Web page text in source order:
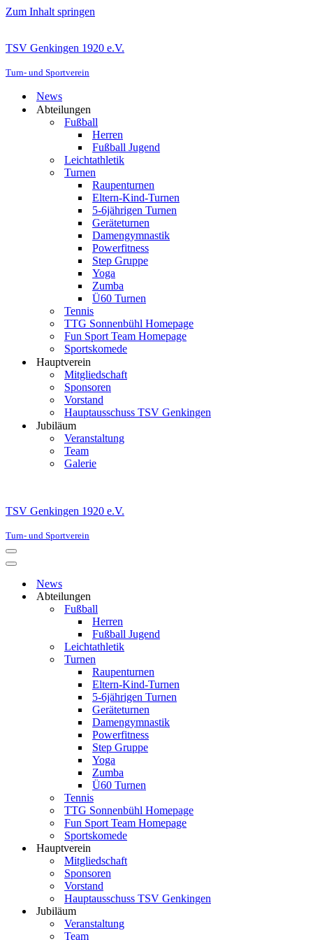
Zum Inhalt springen
TSV Genkingen 1920 e.V.
Turn- und Sportverein
News
Abteilungen
Fußball
Herren
Fußball Jugend
Leichtathletik
Turnen
Raupenturnen
Eltern-Kind-Turnen
5-6jährigen Turnen
Geräteturnen
Damengymnastik
Powerfitness
Step Gruppe
Yoga
Zumba
Ü60 Turnen
Tennis
TTG Sonnenbühl Homepage
Fun Sport Team Homepage
Sportskomede
Hauptverein
Mitgliedschaft
Sponsoren
Vorstand
Hauptausschuss TSV Genkingen
Jubiläum
Veranstaltung
Team
Galerie
TSV Genkingen 1920 e.V.
Turn- und Sportverein
Navigationsmenü
Navigationsmenü
News
Abteilungen
Fußball
Herren
Fußball Jugend
Leichtathletik
Turnen
Raupenturnen
Eltern-Kind-Turnen
5-6jährigen Turnen
Geräteturnen
Damengymnastik
Powerfitness
Step Gruppe
Yoga
Zumba
Ü60 Turnen
Tennis
TTG Sonnenbühl Homepage
Fun Sport Team Homepage
Sportskomede
Hauptverein
Mitgliedschaft
Sponsoren
Vorstand
Hauptausschuss TSV Genkingen
Jubiläum
Veranstaltung
Team